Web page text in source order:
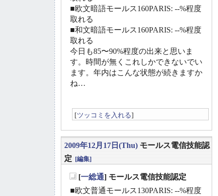
■欧文暗語モールス160PARIS: --%程度
取れる
■和文暗語モールス160PARIS: --%程度
取れる
今日も85〜90%程度の出来と思いま
す。時間が無くこれしかできないでい
ます。年内はこんな状態が続きますか
ね…
[ツッコミを入れる]
2009年12月17日(Thu) モールス電信技能認
定 [編集]
[一総通] モールス電信技能認定
■欧文普通モールス130PARIS: --%程度